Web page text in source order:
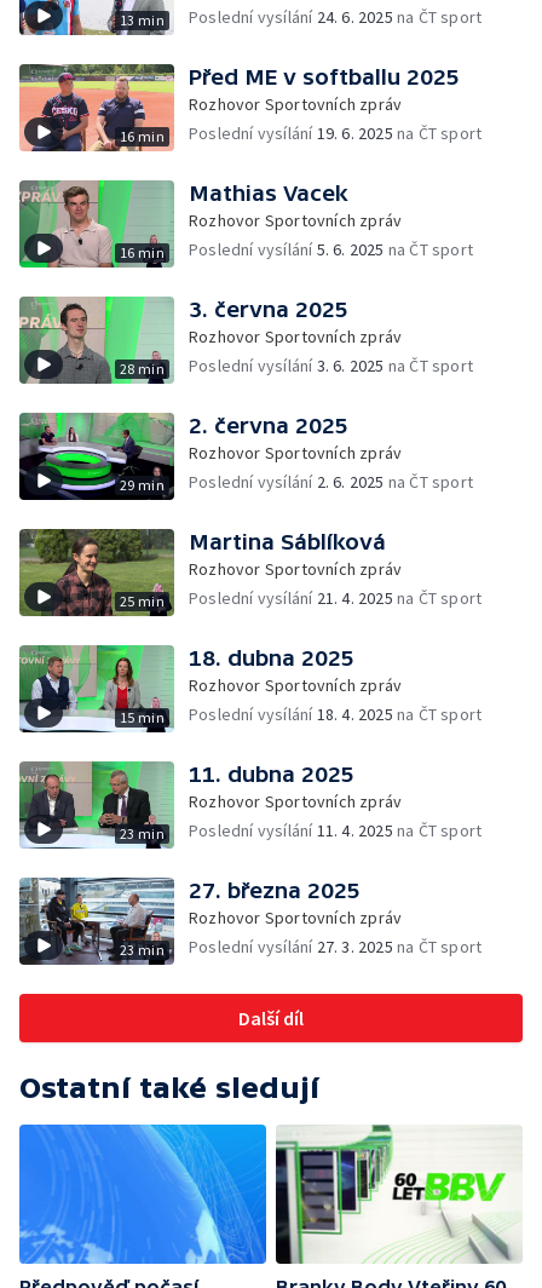
13 min
Poslední vysílání 24. 6. 2025 na ČT sport
16 min
Před ME v softballu 2025
Rozhovor Sportovních zpráv
Poslední vysílání19. 6. 2025 na ČT sport
16 min
Mathias Vacek
Rozhovor Sportovních zpráv
Poslední vysílání5. 6. 2025 na ČT sport
28 min
3. června 2025
Rozhovor Sportovních zpráv
Poslední vysílání3. 6. 2025 na ČT sport
29 min
2. června 2025
Rozhovor Sportovních zpráv
Poslední vysílání 2. 6. 2025 na ČT sport
25 min
Martina Sáblíková
Rozhovor Sportovních zpráv
Poslední vysílání 21. 4. 2025 na ČT sport
15 min
18. dubna 2025
Rozhovor Sportovních zpráv
Poslední vysílání18. 4. 2025 na ČT sport
23 min
11. dubna 2025
Rozhovor Sportovních zpráv
Poslední vysílání11. 4. 2025 na ČT sport
23 min
27. března 2025
Rozhovor Sportovních zpráv
Poslední vysílání 27. 3. 2025 na ČT sport
Další díl
Ostatní také sledují